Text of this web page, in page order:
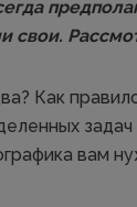
свои.
Как
вам